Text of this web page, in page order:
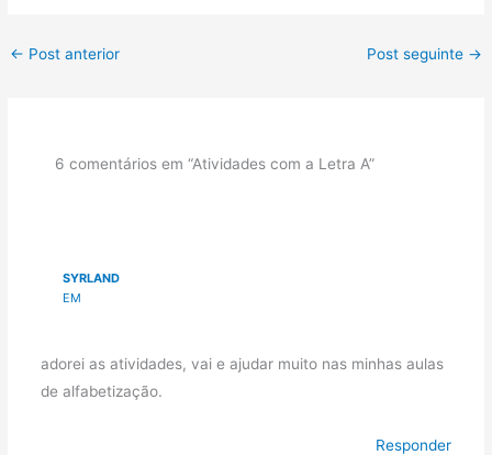
← Post anterior Post seguinte →
6 comentários em “Atividades com a Letra A”
SYRLAND
EM
adorei as atividades, vai e ajudar muito nas minhas aulas
de alfabetização.
Responder